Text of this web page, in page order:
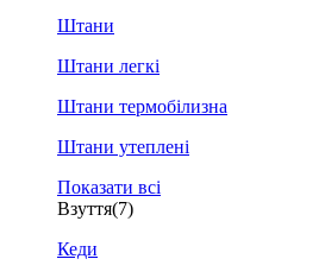
Штани
Штани легкі
Штани термобілизна
Штани утеплені
Показати всі
Взуття(7)
Кеди